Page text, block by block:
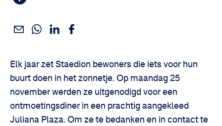
Deel het artikel:
Deel dit via e-mail
Deel dit via WhatsApp
Deel dit via Linkedin
Deel dit via Facebook
Elk jaar zet Staedion bewoners die iets voor hun
buurt doen in het zonnetje. Op maandag 25
november werden ze uitgenodigd voor een
ontmoetingsdiner in een prachtig aangekleed
Juliana Plaza. Om ze te bedanken en in contact te